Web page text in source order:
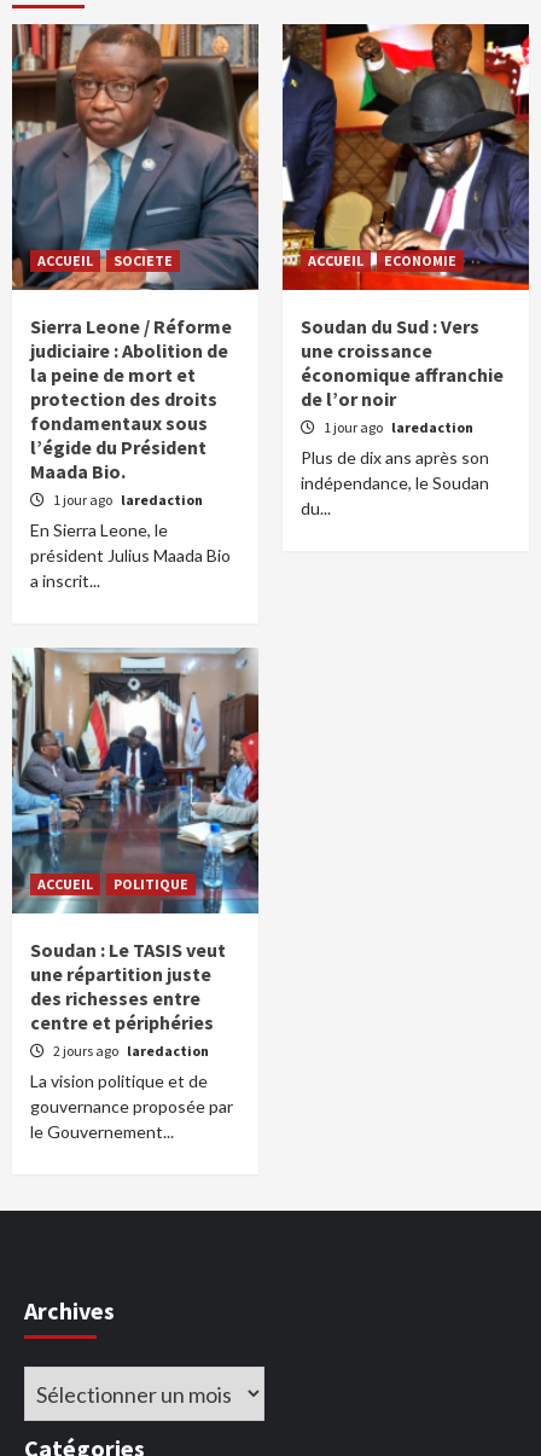
ACCUEIL SOCIETE
Sierra Leone / Réforme
judiciaire : Abolition de
la peine de mort et
protection des droits
fondamentaux sous
l’égide du Président
Maada Bio.
1 jour ago laredaction
En Sierra Leone, le
président Julius Maada Bio
a inscrit...
ACCUEIL ECONOMIE
Soudan du Sud : Vers
une croissance
économique affranchie
de l’or noir
1 jour ago laredaction
Plus de dix ans après son
indépendance, le Soudan
du...
ACCUEIL POLITIQUE
Soudan : Le TASIS veut
une répartition juste
des richesses entre
centre et périphéries
2 jours ago laredaction
La vision politique et de
gouvernance proposée par
le Gouvernement...
Archives
Archives
Catégories